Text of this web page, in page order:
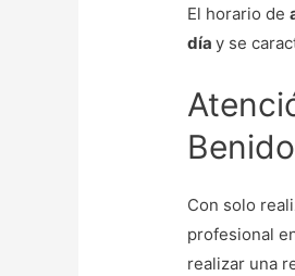
El horario de
díay se
Con solo
profesional
realizar una